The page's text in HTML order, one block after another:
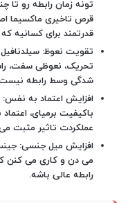
تونه زمان رابطه رو تا
قرص تاخیری ماکسیما
قدرتمند برای کسانیه
تقویت نعوظ:
تحریک، نعوظی سفت،
شدگی وسط رابطه
افزایش اعتماد به نفس:
باکیفیت برمیای،
عملکردت تاثیر مثبت می
افزایش میل جنسی:
می دن و کاری می کنن
رابطه عالی باشه.